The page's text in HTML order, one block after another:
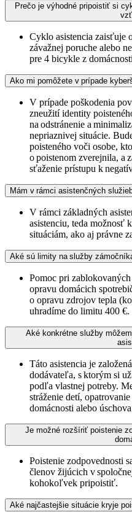
Prečo je výhodné pripoistiť si
Cyklo asistencia zaisťuje
závažnej poruche alebo
pre 4 bicykle z
Ako mi pomôžete v prípade
V prípade poškodenia
zneužití identity
na odstránenie a
nepriaznivej situácie.
poisteného voči osobe,
o poistenom zverejnila, a
sťaženie prístupu k
Mám v rámci asistenčných
V rámci základných
asistenciu, teda možnosť
situáciám, ako aj právne
Aké sú limity na služby
Pomoc pri
opravu domácich
o opravu zdrojov tepla
uhradíme do limitu 400 €.
Aké konkrétne služby
Táto asistencia je
dodávateľa, s ktorým si
podľa vlastnej potreby.
stráženie detí,
domácnosti alebo
Je možné rozšíriť poistenie
Poistenie zodpovednosti
členov žijúcich v
kohokoľvek pripoistiť.
Aké najčastejšie situácie kryje